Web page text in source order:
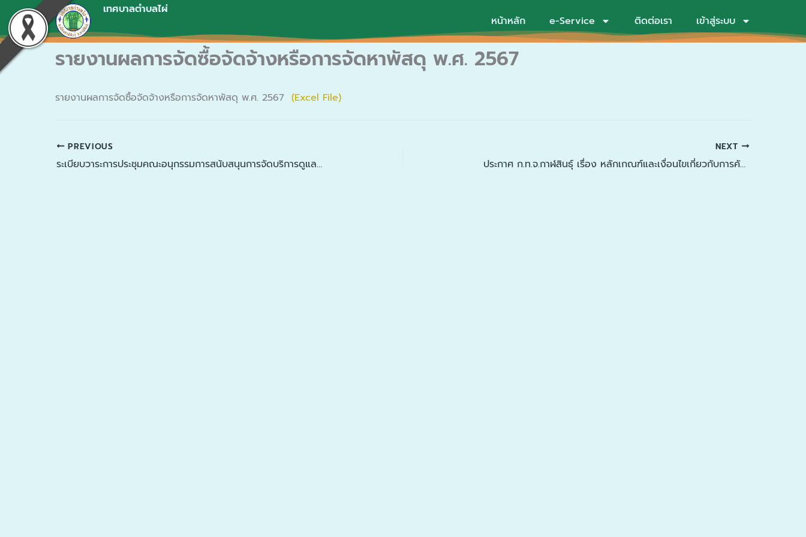
Skip
to
content
เทศบาลตำบลไผ่
หน้าหลัก
e-Service ติดต่อเรา เข้าสู่ระบบ
รายงานผลการจัดซื้อจัดจ้างหรือการจัดหาพัสดุ พ.ศ. 2567
รายงานผลการจัดซื้อจัดจ้างหรือการจัดหาพัสดุ พ.ศ. 2567 (Excel File)
PREVIOUS
ระเบียบวาระการประชุมคณะอนุกรรมการสนับสนุนการจัดบริการดูแลระยะยาวสำหรับบุคคลที่มีภาวะพึ่งพิง ( LTC ) เทศบาลตำบลไผ่ ครั้งที่ 4 ประจำปีงบประมาณ 2567 วันที่ 26 เมษายน 2567 ณ ห้องประชุมเทศบาลตำบลไผ่
NEXT
ประกาศ ก.ท.จ.กาฬสินธุ์ เรื่อง หลักเกณฑ์และเงื่อนไขเกี่ยวกับการคัดเลือกกรณีที่มีเหตุพิเศษที่ไม่จำเป็นต้องสอบแข่งขันกรณีบรรจุบุคลากรในสังกัดเทศบาลที่ปฏิบัติงานในสถานการณ์การแพร่ระบาดของโรคติดเชื้อไวรัสโคโรนา 2019 เข้ารับราชการเป็นกรณีพิเศษ (ฉบับที่ 2) พ.ศ. 2567